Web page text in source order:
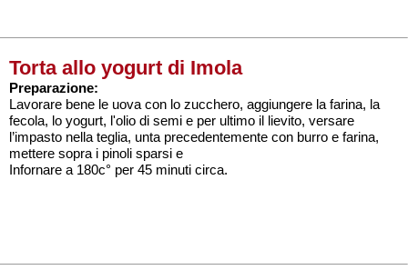
Torta allo yogurt di Imola
Preparazione:
Lavorare bene le uova con lo zucchero, aggiungere la farina, la
fecola, lo yogurt, l'olio di semi e per ultimo il lievito, versare
l’impasto nella teglia, unta precedentemente con burro e farina,
mettere sopra i pinoli sparsi e
Infornare a 180c° per 45 minuti circa.